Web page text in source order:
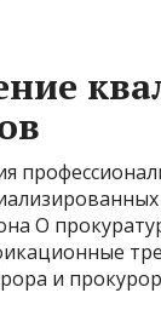
О
и